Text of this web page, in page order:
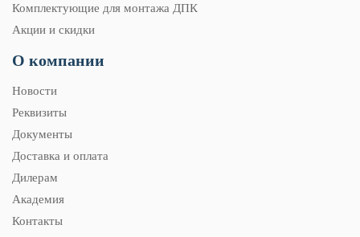
Комплектующие для монтажа ДПК
Акции и скидки
О компании
Новости
Реквизиты
Документы
Доставка и оплата
Дилерам
Академия
Контакты